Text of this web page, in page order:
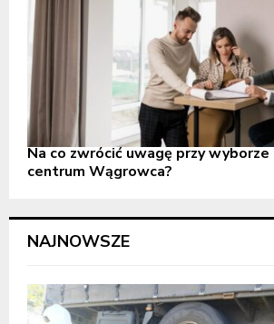
Na co zwrócić uwagę przy
centrum Wągrowca?
NAJNOWSZE